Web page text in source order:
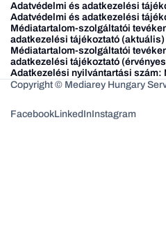
Adatvédelmi és adatkezelési
Adatvédelmi és adatkezelési
Médiatartalom-szolgáltatói
adatkezelési tájékoztató (aktuális)
Médiatartalom-szolgáltatói
adatkezelési tájékoztató
Adatkezelési nyilvántartási szám:
Copyright © Mediarey Hungary
FacebookLinkedInInstagram